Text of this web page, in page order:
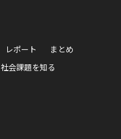
レポート
まとめ
社会課題を知る